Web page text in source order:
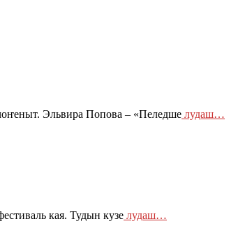
Эльвира Попова – «Пеледше лудаш…
кая. Тудын кузе лудаш…